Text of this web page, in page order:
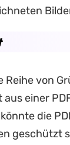
Reihe von
aus einer
die
geschützt